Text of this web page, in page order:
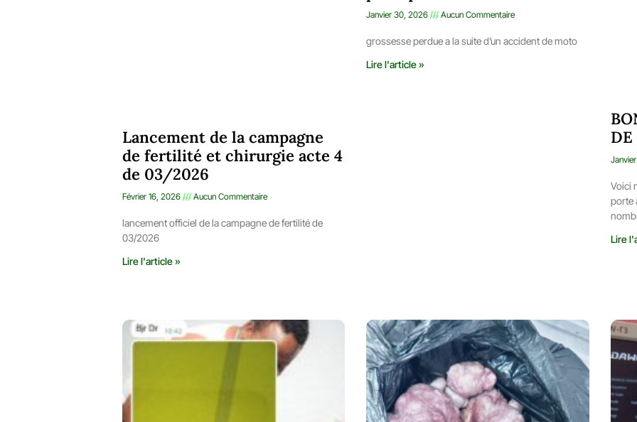
Lancement de la campagne
de fertilité et chirurgie acte 4
de 03/2026
Février 16, 2026 Aucun Commentaire
lancement officiel de la campagne de fertilité de
03/2026
Lire l'article »
Janvier 30, 2026 Aucun Commentaire
grossesse perdue a la suite d’un accident de moto
Lire l'article »
Voici
porte
Lire